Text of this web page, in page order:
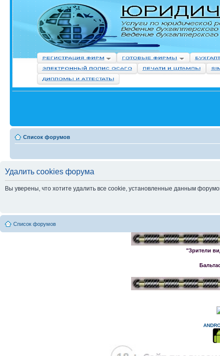
Список форумов
Удалить cookies форума
Вы уверены, что хотите удалить все cookie, установленные данным
Список форумов
"Зрители